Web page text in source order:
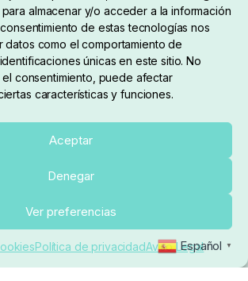
almacenar y/o acceder a la información
de estas tecnologías nos
datos como el comportamiento de
únicas en este sitio. No
consentimiento, puede afectar
características y funciones.
Aceptar
Denegar
Ver preferencias
Política de privacidadAviso Legal
de 10:00 a 14:00 horas y 17:00 a
Español ▼